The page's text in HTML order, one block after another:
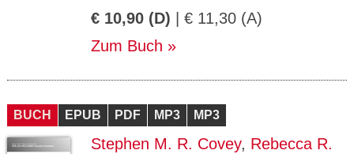
€ 10,90 (D) | € 11,30 (A)
Zum Buch
BUCH EPUB PDF MP3 MP3
Stephen M. R. Covey, Rebecca R.